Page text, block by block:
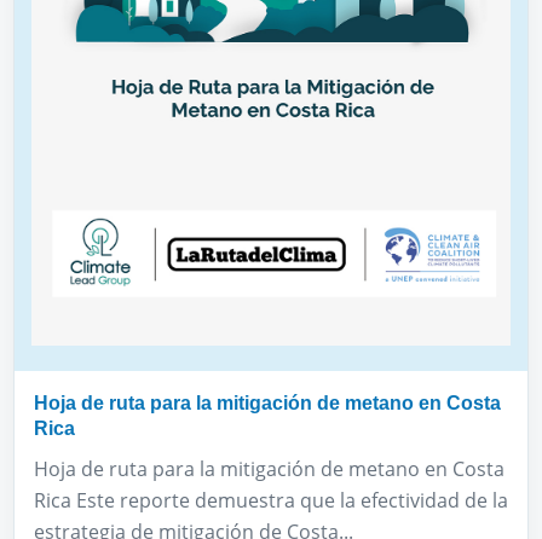
Hoja de ruta para la mitigación de metano en Costa
Rica
Hoja de ruta para la mitigación de metano en Costa
Rica Este reporte demuestra que la efectividad de la
estrategia de mitigación de Costa...